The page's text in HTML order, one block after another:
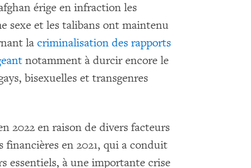
érige en infraction les
sexe et les talibans ont maintenu
lacriminalisation des rapports
notamment à durcir encore le
bisexuelles et transgenres
2022 en raison de divers facteurs
en 2021, qui a conduit
essentiels, à une importante crise